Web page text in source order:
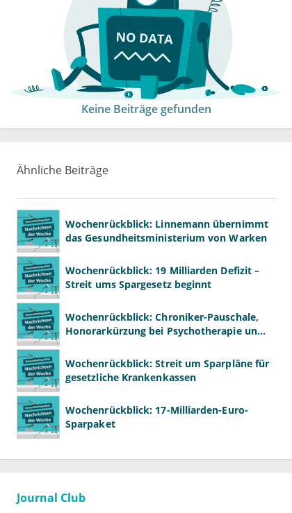
Keine Beiträge gefunden
Ähnliche Beiträge
Wochenrückblick: Linnemann übernimmt
das Gesundheitsministerium von Warken
Wochenrückblick: 19 Milliarden Defizit –
Streit ums Spargesetz beginnt
Wochenrückblick: Chroniker-Pauschale,
Honorarkürzung bei Psychotherapie und
Wochenrückblick: Streit um Sparpläne für
gesetzliche Krankenkassen
Wochenrückblick: 17-Milliarden-Euro-
Sparpaket
Journal Club